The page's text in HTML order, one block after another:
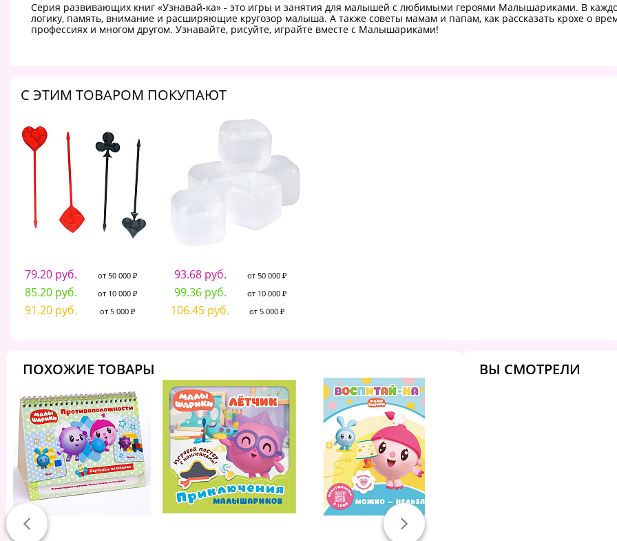
Серия развивающих книг «Узнавай-ка» - это игры и занятия для малышей с любимыми героями Малышариками. В
логику, память, внимание и расширяющие кругозор малыша. А также советы мамам и папам, как рассказать крохе о
профессиях и многом другом. Узнавайте, рисуйте, играйте вместе с Малышариками!
C ЭТИМ ТОВАРОМ ПОКУПАЮТ
79.20 руб. от 50 000 ₽
85.20 руб. от 10 000 ₽
91.20 руб. от 5 000 ₽
93.68 руб. от 50 000 ₽
99.36 руб. от 10 000 ₽
106.45 руб. от 5 000 ₽
ПОХОЖИЕ ТОВАРЫ ВЫ СМОТРЕЛИ